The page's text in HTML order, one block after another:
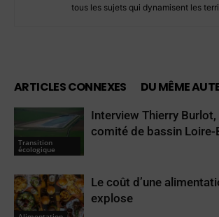
tous les sujets qui dynamisent les
ARTICLES CONNEXES DU MÊME
Transition
écologique
Interview Thierry
comité de bassin Loire-
Le coût d’une
explose